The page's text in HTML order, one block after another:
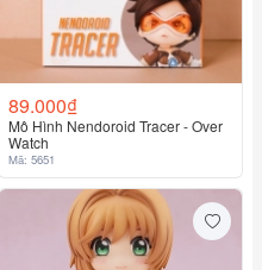
89.000₫
Mô Hình Nendoroid Tracer - Over
Watch
Mã: 5651